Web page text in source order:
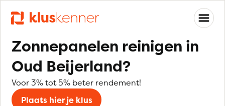
Zonnepanelen reinigen in
Oud Beijerland?
Voor 3% tot 5% beter rendement!
Plaats hier je klus